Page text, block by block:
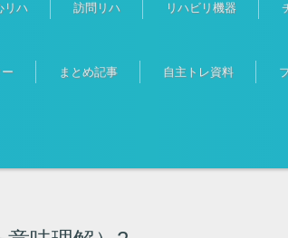
リハ 訪問リハ リハビリ機器
まとめ記事 自主トレ資料